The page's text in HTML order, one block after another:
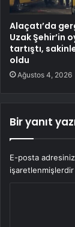
Alaçatı’da
Uzak Şehir’in
tartıştı,
oldu
Ağustos 4, 2026
Bir yanıt
E-posta
işaretlenmişlerdir